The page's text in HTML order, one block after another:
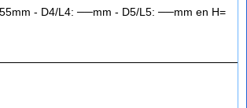
- D4/L4: ──mm - D5/L5: ──mm en H=